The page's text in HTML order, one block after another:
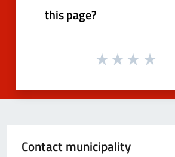
this page?
Contact municipality